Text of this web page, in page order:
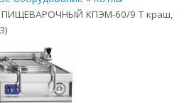
ПИЩЕВАРОЧНЫЙ КПЭМ-60/9 Т краш,